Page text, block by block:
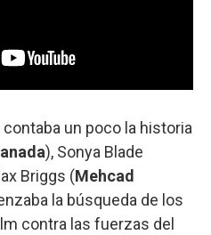
un poco la historia
), Sonya Blade
Briggs (Mehcad
la búsqueda de los
contra las fuerzas del